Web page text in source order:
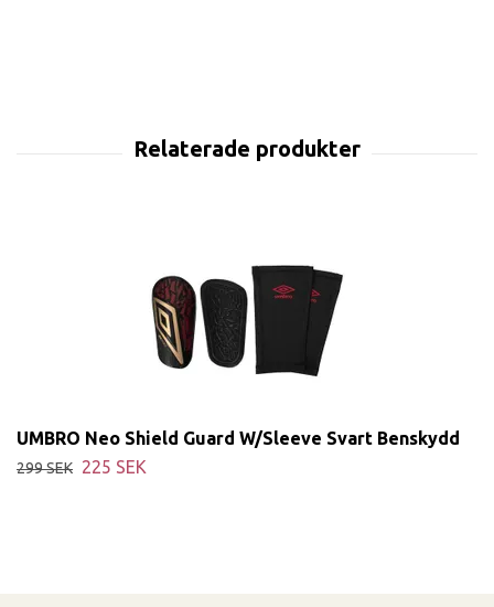
UMBRO Neo Shield Guard W/Sleeve Svart Benskydd
299 SEK 225 SEK